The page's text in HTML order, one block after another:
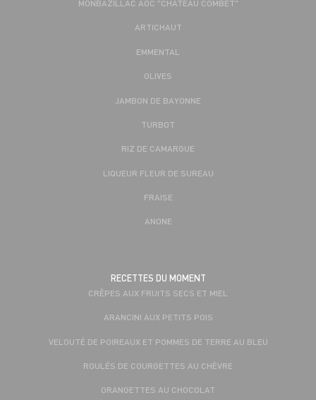
MONBAZILLAC AOC "CHÂTEAU COMBET"
ARTICHAUT
EMMENTAL
OLIVES
JAMBON DE BAYONNE
TURBOT
RIZ DE CAMARGUE
LIQUEUR FLEUR DE SUREAU
FRAISE
ANONE
RECETTES DU MOMENT
CRÊPES AUX FRUITS SECS ET MIEL
ARANCINI AUX PETITS POIS
VELOUTÉ DE POIREAUX ET POMMES DE TERRE AU BLEU
ROULÉS DE COURGETTES AU CHÈVRE
ORANGETTES AU CHOCOLAT